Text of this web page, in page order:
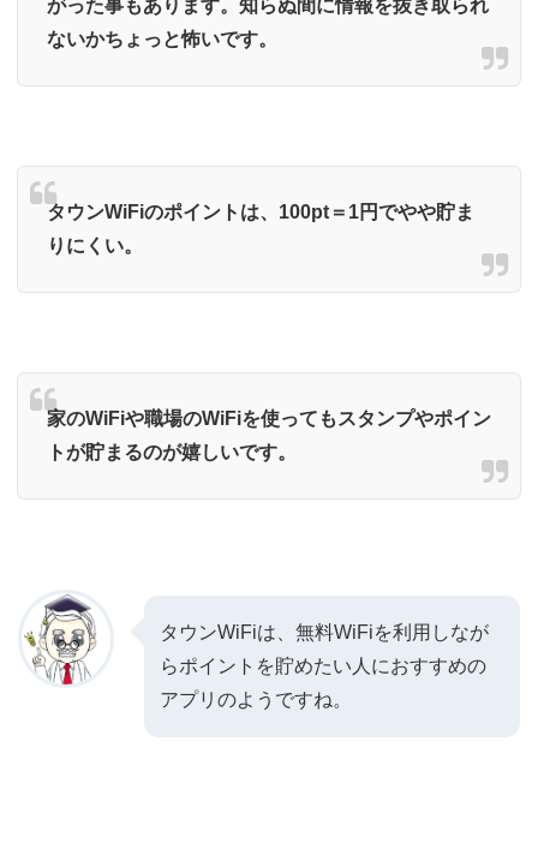
がった事もあります。知らぬ間に情報を抜き取られ
ないかちょっと怖いです。
タウンWiFiのポイントは、100pt＝1円でやや貯ま
りにくい。
家のWiFiや職場のWiFiを使ってもスタンプやポイン
トが貯まるのが嬉しいです。
タウンWiFiは、無料WiFiを利用しなが
らポイントを貯めたい人におすすめの
アプリのようですね。